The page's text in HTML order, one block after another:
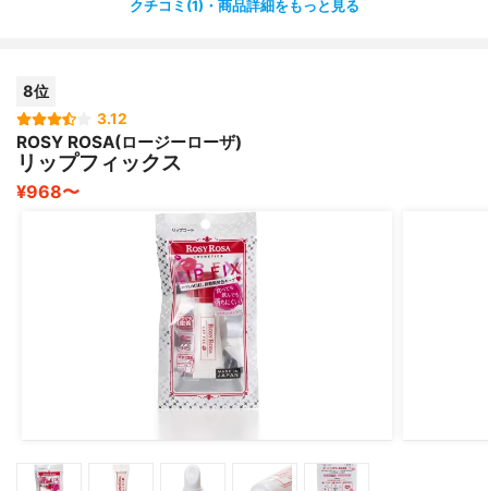
クチコミ(1)・商品詳細をもっと見る
8位
3.12
ROSY ROSA(ロージーローザ)
リップフィックス
¥968〜